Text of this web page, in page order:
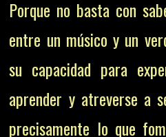
Porque no basta con
entre un músico y un
su capacidad para
aprender y atreverse a
precisamente lo que